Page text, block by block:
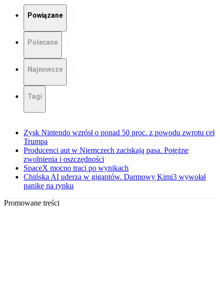
Powiązane
Polecane
Najnowsze
Tagi
Zysk Nintendo wzrósł o ponad 50 proc. z powodu zwrotu ceł
Trumpa
Producenci aut w Niemczech zaciskają pasa. Potężne
zwolnienia i oszczędności
SpaceX mocno traci po wynikach
Chińska AI uderza w gigantów. Darmowy Kimi3 wywołał
panikę na rynku
Promowane treści